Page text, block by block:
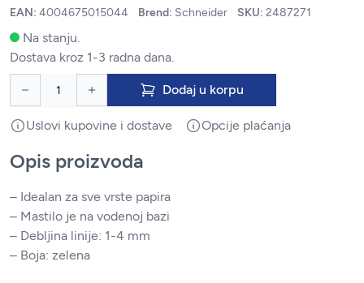
EAN: 4004675015044 Brend: Schneider SKU: 2487271
Na stanju.
Dostava kroz 1-3 radna dana.
Dodaj u korpu
Uslovi kupovine i dostave Opcije plaćanja
Opis proizvoda
– Idealan za sve vrste papira
– Mastilo je na vodenoj bazi
– Debljina linije: 1-4 mm
– Boja: zelena